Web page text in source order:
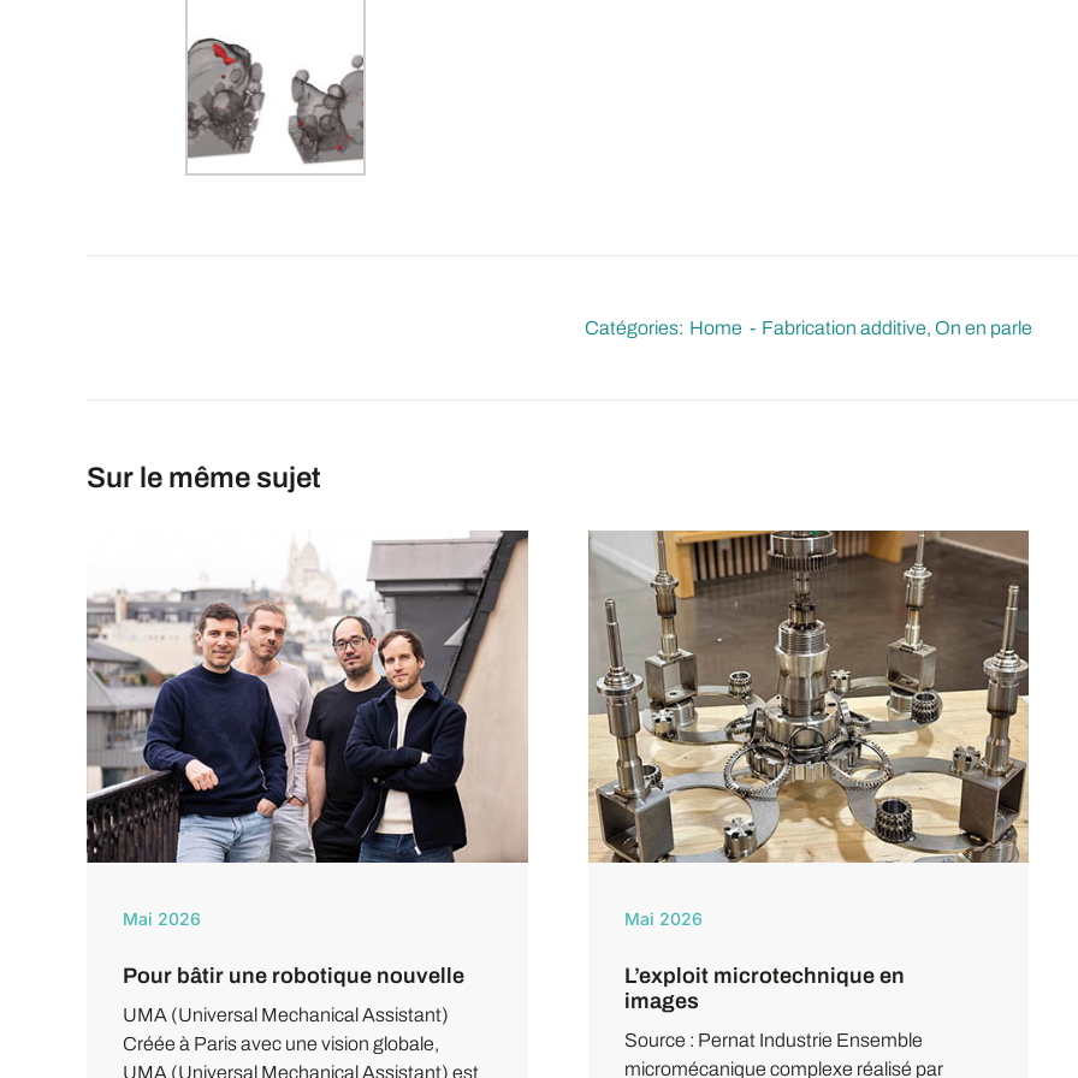
Catégories: Home Fabrication additive On en parle
Sur le même sujet
Mai 2026
Pour bâtir une robotique nouvelle
UMA (Universal Mechanical Assistant)
Créée à Paris avec une vision globale,
UMA (Universal Mechanical Assistant) est
Mai 2026
L’exploit microtechnique en
images
Source : Pernat Industrie Ensemble
micromécanique complexe réalisé par